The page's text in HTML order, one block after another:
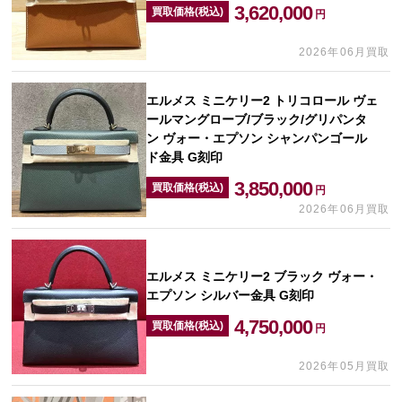
買取価格(税込) 3,620,000 円
2026年06月買取
エルメス ミニケリー2 トリコロール ヴェ
ールマングローブ/ブラック/グリパンタ
ン ヴォー・エプソン シャンパンゴール
ド金具 G刻印
買取価格(税込) 3,850,000 円
2026年06月買取
エルメス ミニケリー2 ブラック ヴォー・
エプソン シルバー金具 G刻印
買取価格(税込) 4,750,000 円
2026年05月買取